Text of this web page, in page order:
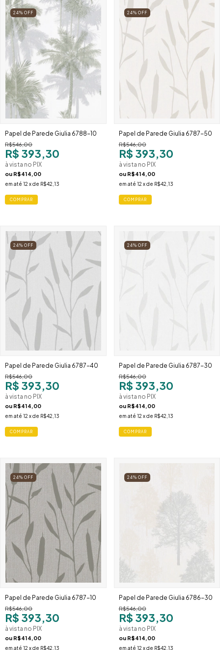
24% OFF
Papel de Parede Giulia 6788-10
R$546,00
R$ 393,30
à vista no PIX
ou R$414,00
em até 12 x de R$42,13
24% OFF
Papel de Parede Giulia 6787-50
R$546,00
R$ 393,30
à vista no PIX
ou R$414,00
em até 12 x de R$42,13
24% OFF
Papel de Parede Giulia 6787-40
R$546,00
R$ 393,30
à vista no PIX
ou R$414,00
em até 12 x de R$42,13
24% OFF
Papel de Parede Giulia 6787-30
R$546,00
R$ 393,30
à vista no PIX
ou R$414,00
em até 12 x de R$42,13
24% OFF
Papel de Parede Giulia 6787-10
R$546,00
R$ 393,30
à vista no PIX
ou R$414,00
em até 12 x de R$42,13
24% OFF
Papel de Parede Giulia 6786-30
R$546,00
R$ 393,30
à vista no PIX
ou R$414,00
em até 12 x de R$42,13